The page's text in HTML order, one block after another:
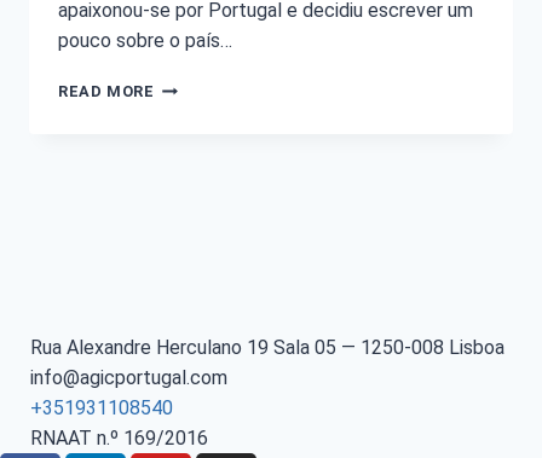
apaixonou-se por Portugal e decidiu escrever um
pouco sobre o país…
READ MORE
Rua Alexandre Herculano 19 Sala 05 — 1250-008 Lisboa
info@agicportugal.com
+351931108540
RNAAT n.º 169/2016